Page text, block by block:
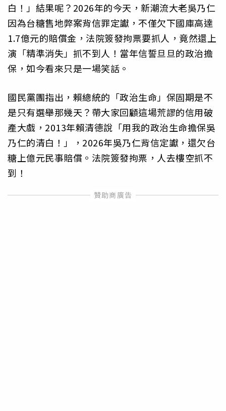
白！」結果呢？2026年的今天，新潮流大老吳乃仁
因為台糖售地弊案背信罪定讞，不僅欠下國庫高達
1.7億元的賠償金，法院簽發拘票要抓人，竟然還上
演「精準消失」抓不到人！當年信誓旦旦的政治擔
保，如今看來只是一場笑話。
國民黨團指出，賴總統的「政治生命」保固期是不
是只有選舉那幾天？帶大家回顧這場荒謬的信用破
產大戲，2013年賴清德說「用我的政治生命擔保吳
乃仁的清白！」，2026年吳乃仁背信定讞，還欠台
糖上億元民事賠償。法院簽發拘票，人去樓空抓不
到！